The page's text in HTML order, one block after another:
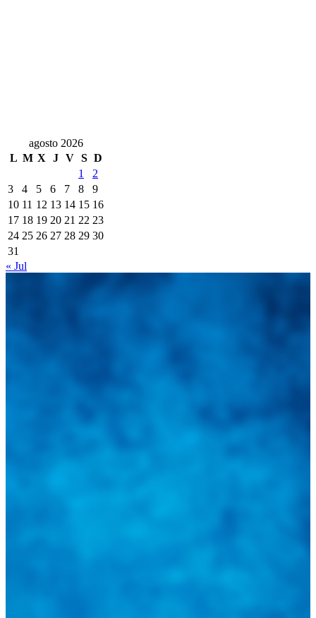
agosto 2026
L M X J V S D
1
2
3
4 5 6 7 8
9
10 11 12 13 14 15 16
17 18 19 20 21 22 23
24 25 26 27 28 29 30
31
« Jul
locales, nacionales e internacionales.